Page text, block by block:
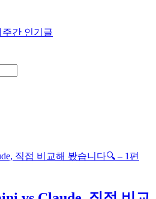
주간 인기글
직접 비교해 봤습니다🔍 – 1편